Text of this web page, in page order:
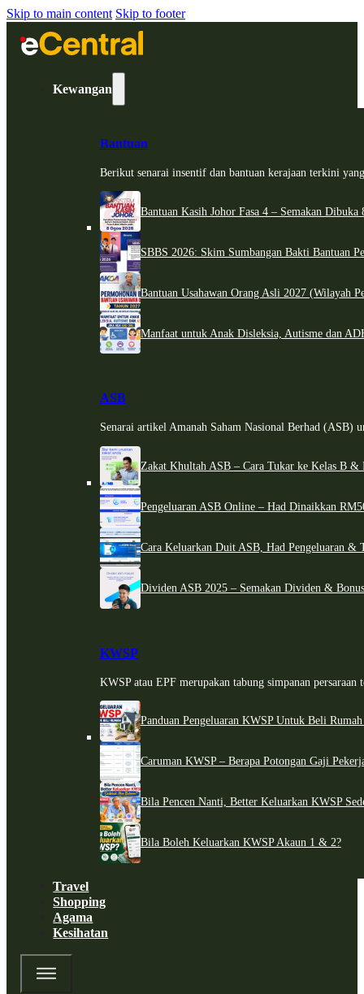
Skip to main content Skip to footer
Kewangan
Bantuan
Berikut senarai insentif dan bantuan kerajaan terkini
Bantuan Kasih Johor Fasa 4 – Semakan
SBBS 2026: Skim Sumbangan Bakti Bantuan
Bantuan Usahawan Orang Asli 2027 (Wilayah
Manfaat untuk Anak Disleksia, Autisme dan
ASB
Senarai artikel Amanah Saham Nasional Berhad (ASB)
Zakat Khultah ASB – Cara Tukar ke Kelas B &
Pengeluaran ASB Online – Had Dinaikkan
Cara Keluarkan Duit ASB, Had Pengeluaran &
Dividen ASB 2025 – Semakan Dividen &
KWSP
KWSP atau EPF merupakan tabung simpanan persaraan
Panduan Pengeluaran KWSP Untuk Beli
Caruman KWSP – Berapa Potongan Gaji
Bila Pencen Nanti, Better Keluarkan KWSP
Bila Boleh Keluarkan KWSP Akaun 1 & 2?
Travel
Shopping
Agama
Kesihatan